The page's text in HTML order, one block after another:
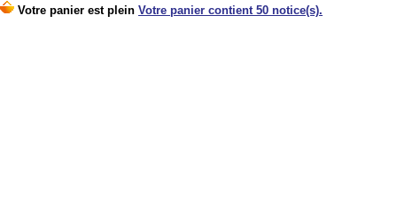
Votre panier est plein Votre panier contient 50 notice(s).